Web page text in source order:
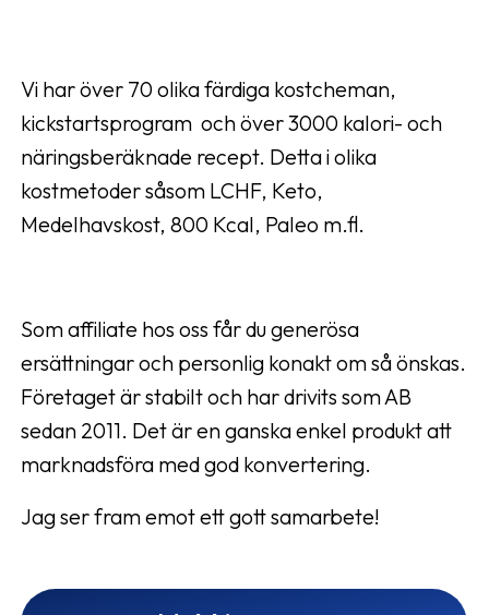
Vi har över 70 olika färdiga kostcheman,
kickstartsprogram och över 3000 kalori- och
näringsberäknade recept. Detta i olika
kostmetoder såsom LCHF, Keto,
Medelhavskost, 800 Kcal, Paleo m.fl.
Som affiliate hos oss får du generösa
ersättningar och personlig konakt om så önskas.
Företaget är stabilt och har drivits som AB
sedan 2011. Det är en ganska enkel produkt att
marknadsföra med god konvertering.
Jag ser fram emot ett gott samarbete!